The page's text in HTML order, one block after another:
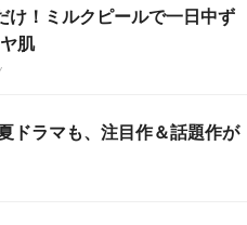
け！ミルクピールで一日中ず
肌
ドラマも、注目作＆話題作が